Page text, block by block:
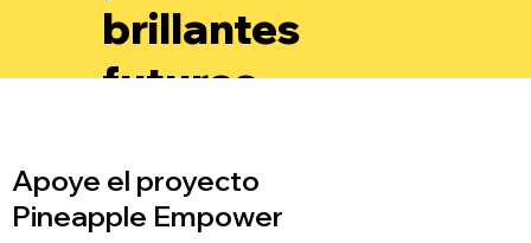
brillantes
futuros.
Apoye el proyecto
Pineapple Empower